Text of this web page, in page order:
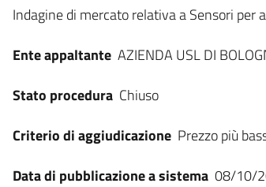
Dati del bando
Indagine di mercato relativa a Sensori per
Ente appaltante AZIENDA USL DI
Stato procedura Chiuso
Criterio di aggiudicazione Prezzo più
Data di pubblicazione a sistema 08/10/